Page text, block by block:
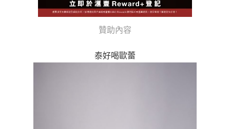
贊助內容
泰好喝歐蕾